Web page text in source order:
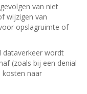
van niet
wijzigen van
opslagruimte of
dataverkeer wordt
(zoals bij een denial
kosten naar